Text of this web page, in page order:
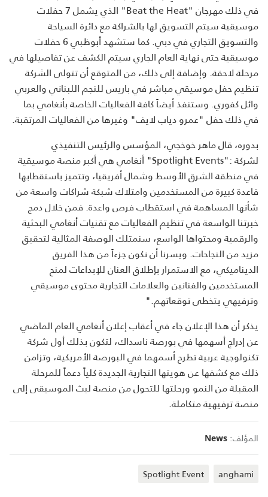
في ذلك مهرجان"Beat the Heat"
الذي يشمل 7 حفلات
موسيقية سيتم التسويق لها بالشراكة مع دائرة السياحة
والتسويق التجاري في دبي. كما ستشهد أبوظبي 6 حفلات
موسيقية حتى نهاية العام الجاري سيتم الكشف عن تفاصيلها في
مرحلة لاحقة. وإضافة إلى ذلك، من المتوقع أن تتولى الشركة
تنظيم حفل موسيقي مباشر في باريس للنجم اللبناني والعربي
وائل كفوري. وستنفذ أيضاً كافة الفعاليات الخاصة بأنغامي بما
في ذلك حفل "عمرو دياب لايف" وغيرها من الفعاليات المرتقبة.
بدوره، قال ماهر خوخجي، المؤسس والرئيس التنفيذي
لشركة"Spotlight Events":أنغامي هي أكبر منصة موسيقية
في منطقة الشرق الأوسط وشمال أفريقيا، وتتميز باستقطابها
قاعدة كبيرة من المستخدمين وامتلاك شبكة شراكات واسعة من
شأنها المساهمة في استقطاب فرص واعدة. فمن خلال دمج
خبرتنا الواسعة في تنظيم الفعاليات مع تقنيات أنغامي البحثية
والرقمية ومحتواها الواسع، سنمتلك الوصفة المثالية لتحقيق
مزيد من النجاحات. ويسرنا أن نكون جزءاً من هذا الفريق
الديناميكي، مع الاستمرار بإطلاق العنان للإبداعات لمنح
المستخدمين والفنانين والعلامات التجارية محتوى موسيقي
وترفيهي يتخطى توقعاتهم".
يذكر أن هذا الإعلان جاء في أعقاب إعلان أنغامي العام الماضي
عن إدراج أسهمها في بورصة ناسداك، لتكون بذلك أول شركة
تكنولوجية عربية تطرح أسمهما في البورصة الأمريكية، وتزامن
ذلك مع كشفها عن هويتها التجارية الجديدة كلياً دعماً للمرحلة
المقبلة من النمو ورحلتها للتحول من منصة لبث الموسيقى إلى
منصة ترفيهية متكاملة.
المؤلف: News
anghami
Spotlight Event